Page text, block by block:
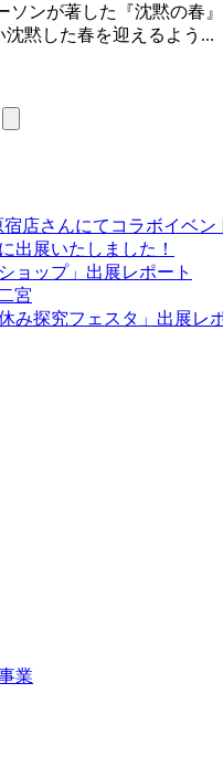
ソンが著した『沈黙の春
黙した春を迎えるよう...
店さんにてコラボイベン
出展いたしました！
ョップ」出展レポート
宮
み探究フェスタ」出展レ
業